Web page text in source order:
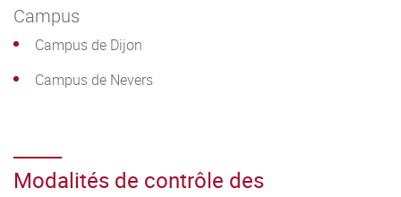
Campus
Campus de Dijon
Campus de Nevers
Modalités de contrôle des